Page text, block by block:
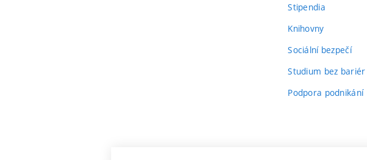
Stipendia
Knihovny(externí
Sociální bezpečí
Studium bez bariér
Podpora podnikání